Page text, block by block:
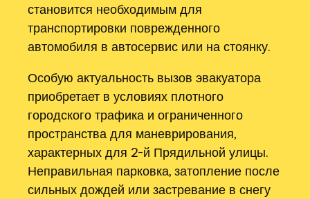
становится необходимым для
транспортировки поврежденного
автомобиля в автосервис или на стоянку.
Особую актуальность вызов эвакуатора
приобретает в условиях плотного
городского трафика и ограниченного
пространства для маневрирования,
характерных для 2-й Прядильной улицы.
Неправильная парковка, затопление после
сильных дождей или застревание в снегу